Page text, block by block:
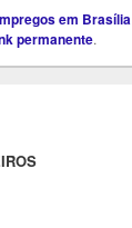
em Brasília
permanente.